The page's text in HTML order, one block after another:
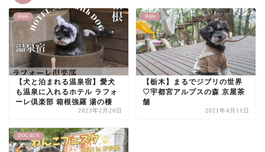
Hijiki
【犬と泊まれる温泉宿】愛犬
も温泉に入れるホテル ラフォ
ーレ倶楽部 箱根強羅 湯の棲
2023年2月20日
Hijiki
【栃木】まるでジブリの世界
♡宇都宮アルプスの森 京屋茶
舗
2021年4月11日
DOG RUN